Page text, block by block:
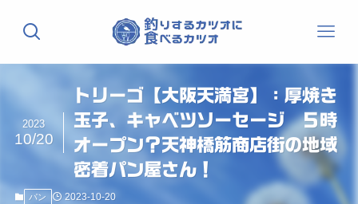
トリーゴ【大阪天満宮】：厚焼き
玉子、キャベツソーセージ ５時
オープン？天神橋筋商店街の地域
密着パン屋さん！
2023
10/20
パン 2023-10-20